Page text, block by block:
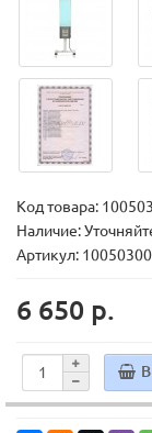
Код товара:
Наличие:
Артикул:
6 650 р.